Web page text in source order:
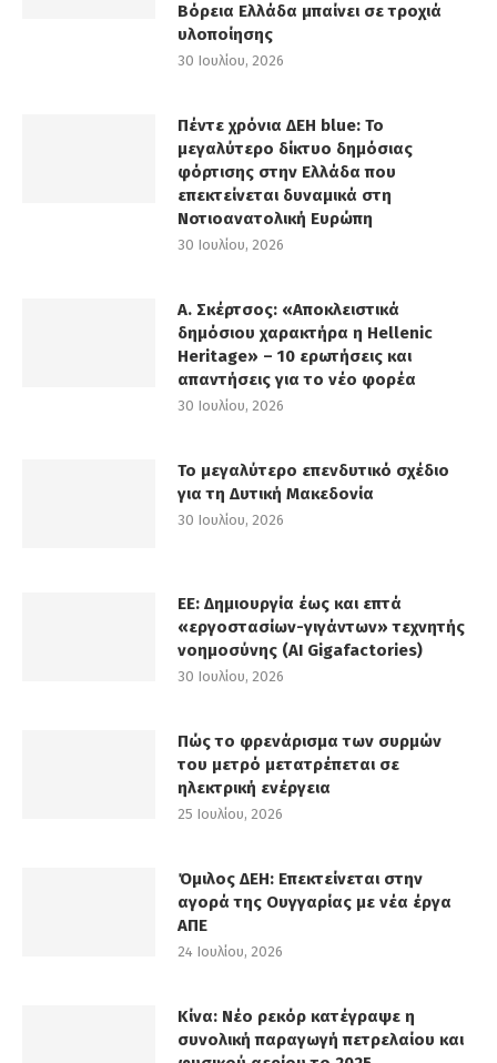
Βόρεια Ελλάδα μπαίνει σε τροχιά
υλοποίησης
30 Ιουλίου, 2026
Πέντε χρόνια ΔΕΗ blue: Το
μεγαλύτερο δίκτυο δημόσιας
φόρτισης στην Ελλάδα που
επεκτείνεται δυναμικά στη
Νοτιοανατολική Ευρώπη
30 Ιουλίου, 2026
Α. Σκέρτσος: «Αποκλειστικά
δημόσιου χαρακτήρα η Hellenic
Heritage» – 10 ερωτήσεις και
απαντήσεις για το νέο φορέα
30 Ιουλίου, 2026
Το μεγαλύτερο επενδυτικό σχέδιο
για τη Δυτική Μακεδονία
30 Ιουλίου, 2026
ΕΕ: Δημιουργία έως και επτά
«εργοστασίων-γιγάντων» τεχνητής
νοημοσύνης (AI Gigafactories)
30 Ιουλίου, 2026
Πώς το φρενάρισμα των συρμών
του μετρό μετατρέπεται σε
ηλεκτρική ενέργεια
25 Ιουλίου, 2026
Όμιλος ΔΕΗ: Επεκτείνεται στην
αγορά της Ουγγαρίας με νέα έργα
ΑΠΕ
24 Ιουλίου, 2026
Κίνα: Νέο ρεκόρ κατέγραψε η
συνολική παραγωγή πετρελαίου και